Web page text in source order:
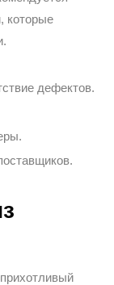
которые
дефектов.